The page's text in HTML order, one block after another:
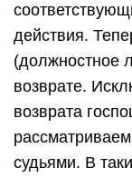
действия.
(должностное
возврате.
возврата
судьями. В